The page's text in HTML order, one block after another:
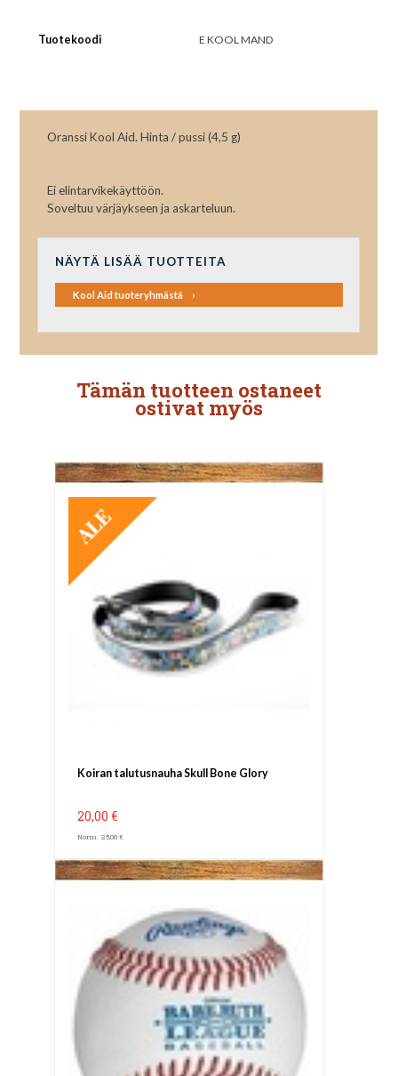
Tuotekoodi E KOOL MAND
Oranssi Kool Aid. Hinta / pussi (4,5 g)
Ei elintarvikekäyttöön.
Soveltuu värjäykseen ja askarteluun.
NÄYTÄ LISÄÄ TUOTTEITA
Kool Aid tuoteryhmästä
Tämän tuotteen ostaneet
ostivat myös
Koiran talutusnauha Skull Bone Glory
20,00 €
Norm. 25,00 €